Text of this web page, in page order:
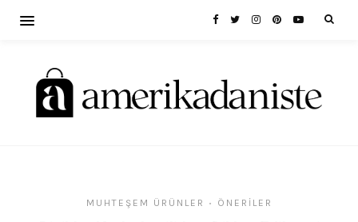
MUHTEŞEM ÜRÜNLER • ÖNERILER